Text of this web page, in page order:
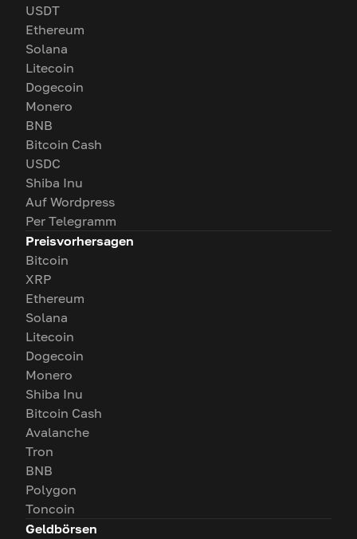
USDT
Ethereum
Solana
Litecoin
Dogecoin
Monero
BNB
Bitcoin Cash
USDC
Shiba Inu
Auf Wordpress
Per Telegramm
Preisvorhersagen
Bitcoin
XRP
Ethereum
Solana
Litecoin
Dogecoin
Monero
Shiba Inu
Bitcoin Cash
Avalanche
Tron
BNB
Polygon
Toncoin
Geldbörsen